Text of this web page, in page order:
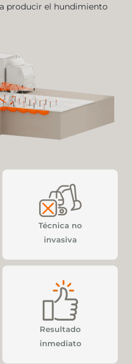
producir el hundimiento
Técnica no
invasiva
Resultado
inmediato